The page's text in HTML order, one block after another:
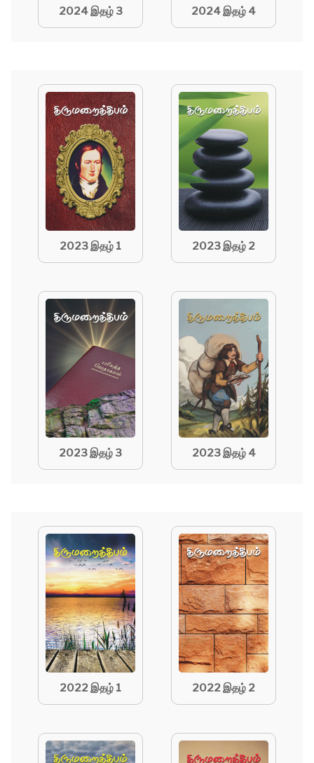
2024 இதழ் 3 2024 இதழ் 4
2023 இதழ் 1 2023 இதழ் 2
2023 இதழ் 3 2023 இதழ் 4
2022 இதழ் 1 2022 இதழ் 2